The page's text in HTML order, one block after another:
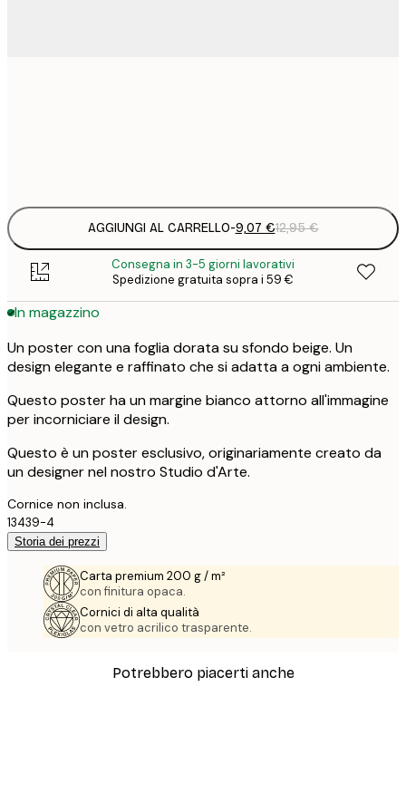
AGGIUNGI AL CARRELLO-9,07 €12,95 €
Consegna in 3-5 giorni lavorativi
Spedizione gratuita sopra i 59 €
In magazzino
Un poster con una foglia dorata su sfondo beige. Un
design elegante e raffinato che si adatta a ogni ambiente.
Questo poster ha un margine bianco attorno all'immagine
per incorniciare il design.
Questo è un poster esclusivo, originariamente creato da
un designer nel nostro Studio d'Arte.
Cornice non inclusa.
13439-4
Storia dei prezzi
Carta premium 200 g / m²
con finitura opaca.
Cornici di alta qualità
con vetro acrilico trasparente.
Potrebbero piacerti anche